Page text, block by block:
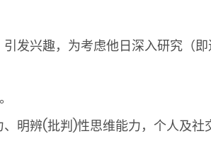
发兴趣，为考虑他日深入研究（即
明辨(批判)性思维能力，个人及社